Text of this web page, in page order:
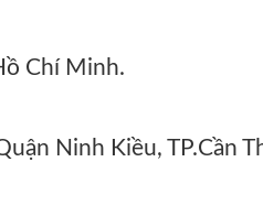
Chí Minh.
Ninh Kiều, TP.Cần